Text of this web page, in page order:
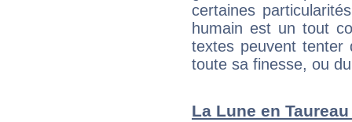
certaines
humain est un tout
textes peuvent tenter
toute sa finesse, ou
La Lune en